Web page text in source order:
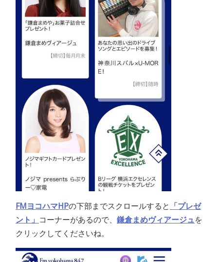
FMヨコハマHPの下部までスクロールすると 「プレゼ
ント」 コーナーがあるので、 鎌倉まめヴィアージュを
クリックしてくださいね。